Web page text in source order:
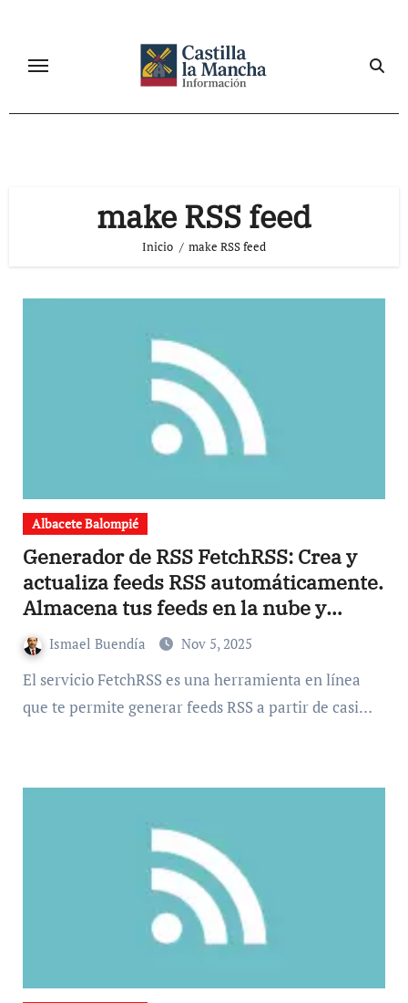
contenido
make RSS feed
Inicio make RSS feed
Albacete Balompié
Generador de RSS FetchRSS: Crea y
actualiza feeds RSS automáticamente.
Almacena tus feeds en la nube y
personaliza su contenido. Accede a
más información en nuestra sección
de preguntas frecuentes.
Ismael Buendía Nov 5, 2025
El servicio FetchRSS es una herramienta en línea
que te permite generar feeds RSS a partir de casi…